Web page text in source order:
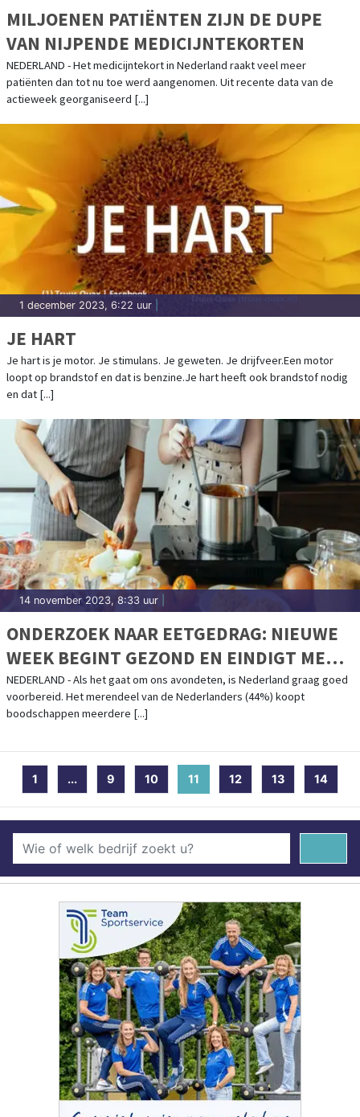
MILJOENEN PATIËNTEN ZIJN DE DUPE
VAN NIJPENDE MEDICIJNTEKORTEN
NEDERLAND - Het medicijntekort in Nederland raakt veel meer
patiënten dan tot nu toe werd aangenomen. Uit recente data van de
actieweek georganiseerd [...]
1 december 2023, 6:22 uur
JE HART
Je hart is je motor. Je stimulans. Je geweten. Je drijfveer.Een motor
loopt op brandstof en dat is benzine.Je hart heeft ook brandstof nodig
en dat [...]
14 november 2023, 8:33 uur
ONDERZOEK NAAR EETGEDRAG: NIEUWE
WEEK BEGINT GEZOND EN EINDIGT MET
PIZZA OF FRITUUR
NEDERLAND - Als het gaat om ons avondeten, is Nederland graag goed
voorbereid. Het merendeel van de Nederlanders (44%) koopt
boodschappen meerdere [...]
1 ... 9 10 11 (current)
12 13 14